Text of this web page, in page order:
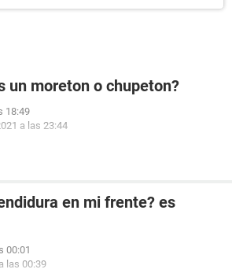
un moreton o chupeton?
18:49
a las 23:44
en mi frente? es
00:01
las 00:39